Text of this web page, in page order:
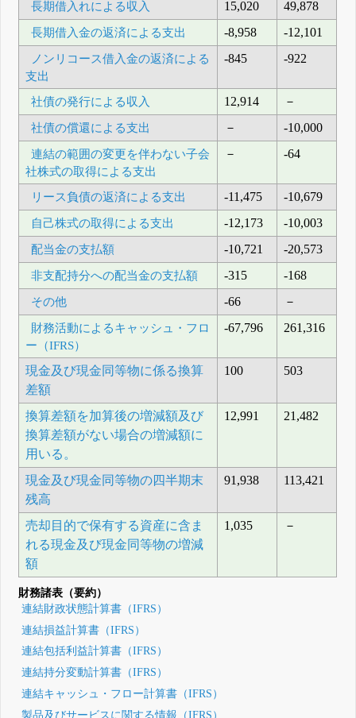
長期借入れによる収入 15,020
49,878
長期借入金の返済による支出
-8,958
-12,101
ノンリコース借入金の返済による
支出
-845 -922
社債の発行による収入 12,914
－
社債の償還による支出
－
-10,000
連結の範囲の変更を伴わない子会
社株式の取得による支出
－ -64
リース負債の返済による支出 -11,475
-10,679
自己株式の取得による支出
-12,173
-10,003
配当金の支払額
-10,721
-20,573
非支配持分への配当金の支払額
-315
-168
その他
-66
－
財務活動によるキャッシュ・フロ
ー（IFRS）
-67,796 261,316
現金及び現金同等物に係る換算
差額
100 503
換算差額を加算後の増減額及び
換算差額がない場合の増減額に
用いる。
12,991 21,482
現金及び現金同等物の四半期末
残高
91,938 113,421
売却目的で保有する資産に含ま
れる現金及び現金同等物の増減
額
1,035 －
財務諸表（要約）
連結財政状態計算書（IFRS）
連結損益計算書（IFRS）
連結包括利益計算書（IFRS）
連結持分変動計算書（IFRS）
連結キャッシュ・フロー計算書（IFRS）
製品及びサービスに関する情報（IFRS）